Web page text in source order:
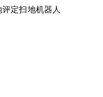
定扫地机器人